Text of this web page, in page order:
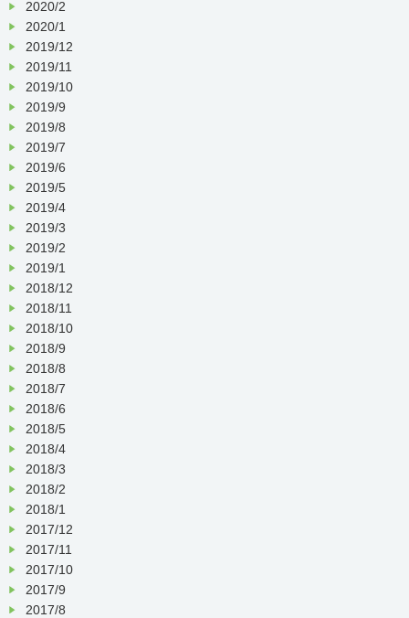
2020/2
2020/1
2019/12
2019/11
2019/10
2019/9
2019/8
2019/7
2019/6
2019/5
2019/4
2019/3
2019/2
2019/1
2018/12
2018/11
2018/10
2018/9
2018/8
2018/7
2018/6
2018/5
2018/4
2018/3
2018/2
2018/1
2017/12
2017/11
2017/10
2017/9
2017/8